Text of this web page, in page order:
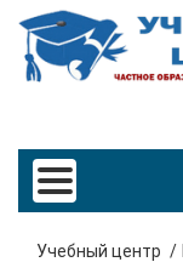
Учебный центр